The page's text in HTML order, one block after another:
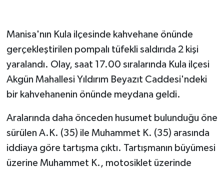
Manisa'nın Kula ilçesinde kahvehane önünde
gerçekleştirilen pompalı tüfekli saldırıda 2 kişi
yaralandı. Olay, saat 17.00 sıralarında Kula ilçesi
Akgün Mahallesi Yıldırım Beyazıt Caddesi'ndeki
bir kahvehanenin önünde meydana geldi.
Aralarında daha önceden husumet bulunduğu öne
sürülen A.K. (35) ile Muhammet K. (35) arasında
iddiaya göre tartışma çıktı. Tartışmanın büyümesi
üzerine Muhammet K., motosiklet üzerinde